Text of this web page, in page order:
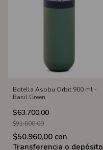
Botella Asobu Orbit 900 ml -
Basil Green
$63.700,00
$91.000,00
$50.960,00 con
Transferencia o depósito